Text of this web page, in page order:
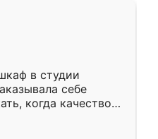
в студии
себе
когда качеством
кухня уже почти